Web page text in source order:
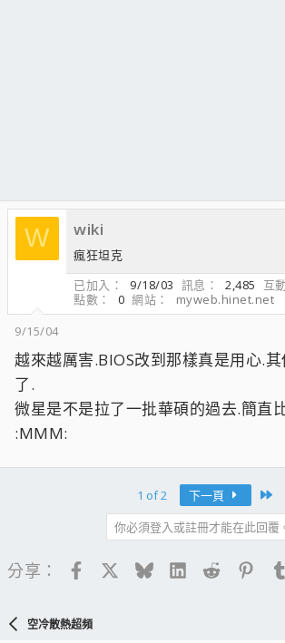
W wiki
瘋狂坦克
已加入
9/18/03 訊息 2,485 互
點數
0 網站
myweb.hinet.net
9/15/04
越來越厲害.BIOS改到那樣真是用心.
了.
微星是不是拉了一批華碩的過去.簡直
:MMM:
1 of 2 下一頁
你必須登入或註冊才能在此回覆
分享： FacebookBlueskyLinkedIn
Reddit
空冷散熱超頻